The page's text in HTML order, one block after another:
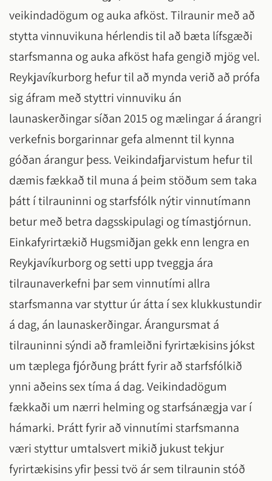
veikindadögum og auka afköst. Tilraunir með að
stytta vinnuvikuna hérlendis til að bæta lífsgæði
starfsmanna og auka afköst hafa gengið mjög vel.
Reykjavíkurborg hefur til að mynda verið að prófa
sig áfram með styttri vinnuviku án
launaskerðingar síðan 2015 og mælingar á árangri
verkefnis borgarinnar gefa almennt til kynna
góðan árangur þess. Veikindafjarvistum hefur til
dæmis fækkað til muna á þeim stöðum sem taka
þátt í tilrauninni og starfsfólk nýtir vinnutímann
betur með betra dagsskipulagi og tímastjórnun.
Einkafyrirtækið Hugsmiðjan gekk enn lengra en
Reykjavíkurborg og setti upp tveggja ára
tilraunaverkefni þar sem vinnutími allra
starfsmanna var styttur úr átta í sex klukkustundir
á dag, án launaskerðingar. Árangursmat á
tilrauninni sýndi að framleiðni fyrirtækisins jókst
um tæplega fjórðung þrátt fyrir að starfsfólkið
ynni aðeins sex tíma á dag. Veikindadögum
fækkaði um nærri helming og starfsánægja var í
hámarki. Þrátt fyrir að vinnutími starfsmanna
væri styttur umtalsvert mikið jukust tekjur
fyrirtækisins yfir þessi tvö ár sem tilraunin stóð